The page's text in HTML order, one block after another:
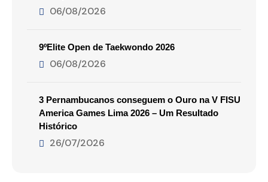
06/08/2026
9ºElite Open de Taekwondo 2026
06/08/2026
3 Pernambucanos conseguem o Ouro na V FISU
America Games Lima 2026 – Um Resultado
Histórico
26/07/2026